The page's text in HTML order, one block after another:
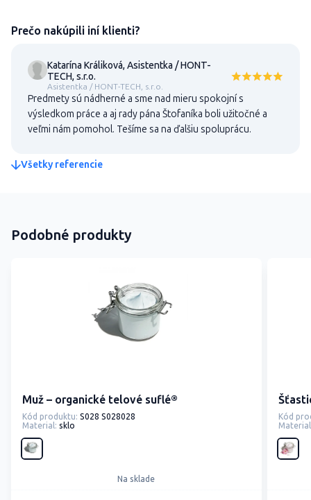
Prečo nakúpili iní klienti?
Katarína Králiková, Asistentka / HONT-
TECH, s.r.o.
Asistentka / HONT-TECH, s.r.o.
Predmety sú nádherné a sme nad mieru spokojní s
výsledkom práce a aj rady pána Štofaníka boli užitočné a
veľmi nám pomohol. Tešíme sa na ďalšiu spoluprácu.
Všetky referencie
Podobné produkty
Muž – organické telové suflé®
Kód produktu: S028 S028028
Material: sklo
Na sklade
Kód